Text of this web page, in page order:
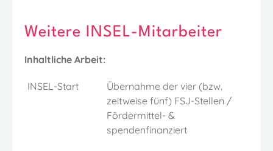
Weitere INSEL-Mitarbeiter
Inhaltliche Arbeit:
INSEL-Start
Übernahme der vier (bzw.
zeitweise fünf) FSJ-Stellen /
Fördermittel- &
spendenfinanziert